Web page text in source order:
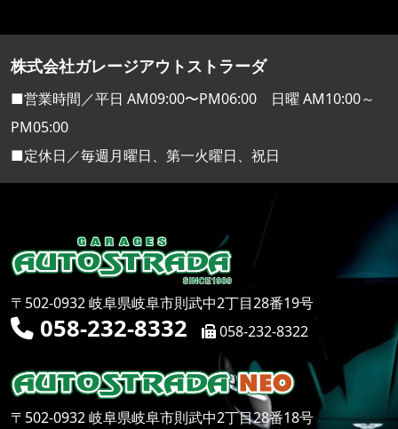
株式会社ガレージアウトストラーダ
■営業時間／平日 AM09:00〜PM06:00 日曜 AM10:00～
PM05:00
■定休日／毎週月曜日、第一火曜日、祝日
〒502-0932 岐阜県岐阜市則武中2丁目28番19号
058-232-8332 058-232-8322
〒502-0932 岐阜県岐阜市則武中2丁目28番18号